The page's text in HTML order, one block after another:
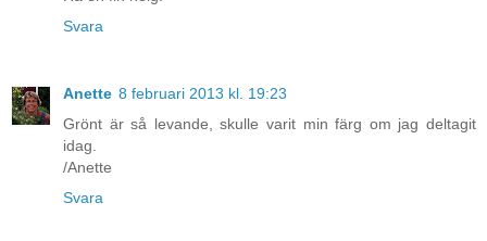
Svara
Anette 8 februari 2013 kl. 19:23
Grönt är så levande, skulle varit min färg om jag deltagit
idag.
/Anette
Svara